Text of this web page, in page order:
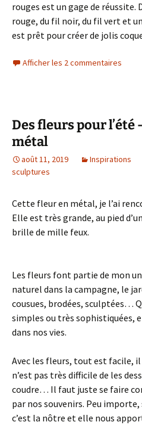
rouges est un gage de réussite.
rouge, du fil noir, du fil vert et
est prêt pour créer de jolis
Afficher les 2 commentaires
Des fleurs pour
métal
août 11, 2019 Inspirations
sculptures
Cette fleur en métal, je l’ai
Elle est très grande, au pied
brille de mille feux.
Les fleurs font partie de mon
naturel dans la campagne, le
cousues, brodées, sculptées…
simples ou très sophistiquées,
dans nos vies.
Avec les fleurs, tout est facile,
n’est pas très difficile de les
coudre… Il faut juste se faire
par nos souvenirs. Peu
c’est la nôtre et elle nous